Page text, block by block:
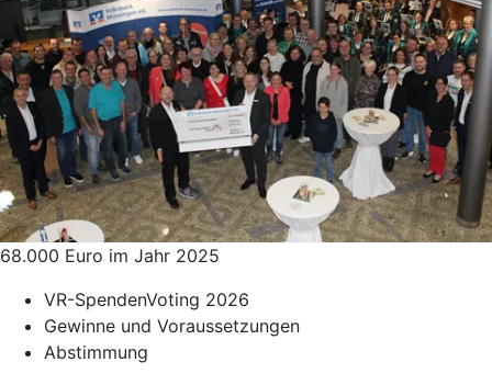
68.000 Euro im Jahr 2025
VR-SpendenVoting 2026
Gewinne und Voraussetzungen
Abstimmung